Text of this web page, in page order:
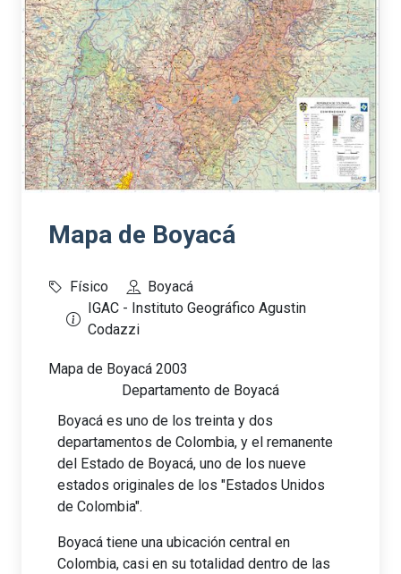
Mapa de Boyacá
Físico
Boyacá
IGAC - Instituto Geográfico Agustin
Codazzi
Mapa de Boyacá 2003
Departamento de Boyacá
Boyacá es uno de los treinta y dos
departamentos de Colombia, y el remanente
del Estado de Boyacá, uno de los nueve
estados originales de los "Estados Unidos
de Colombia".
Boyacá tiene una ubicación central en
Colombia, casi en su totalidad dentro de las